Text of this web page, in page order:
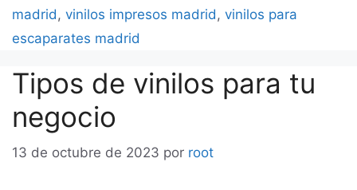
madrid, vinilos impresos madrid, vinilos para
escaparates madrid
Tipos de vinilos para tu
negocio
13 de octubre de 2023 por root